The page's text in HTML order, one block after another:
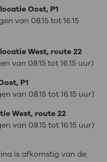
Oost, P1
van 08.15 tot 16.15
West, route 22
van 08.15 tot 16.15 uur)
P1
van 08.15 tot 16.15 uur)
West, route 22
van 08.15 tot 16.15 uur)
is afkomstig van de